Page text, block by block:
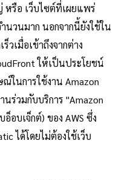
หรือ เว็บไซต์ที่เผยแพร่
วนมาก นอกจากนี้ยังใช้ใน
วเมื่อเข้าถึงจากต่าง
ให้เป็นประโยชน์
ในการใช้งาน Amazon
นร่วมกับบริการ "Amazon
อบเจ็กต์) ของ AWS ซึ่ง
ได้โดยไม่ต้องใช้เว็บ